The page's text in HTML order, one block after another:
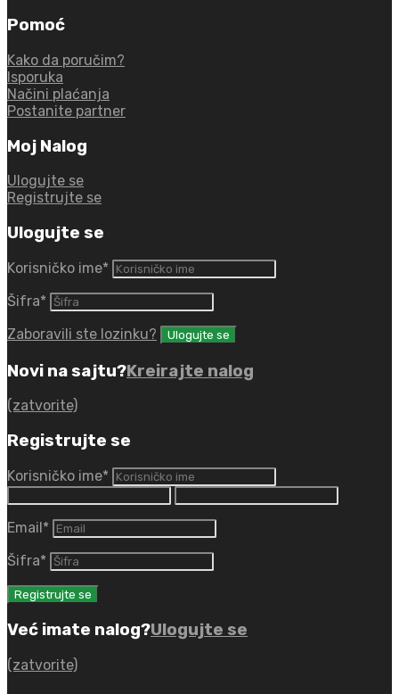
Pomoć
Kako da poručim?
Isporuka
Načini plaćanja
Postanite partner
Moj Nalog
Ulogujte se
Registrujte se
Ulogujte se
Korisničko ime*
Šifra*
Zaboravili ste lozinku?
Novi na sajtu?Kreirajte nalog
(zatvorite)
Registrujte se
Korisničko ime*
Email*
Šifra*
Već imate nalog?Ulogujte se
(zatvorite)